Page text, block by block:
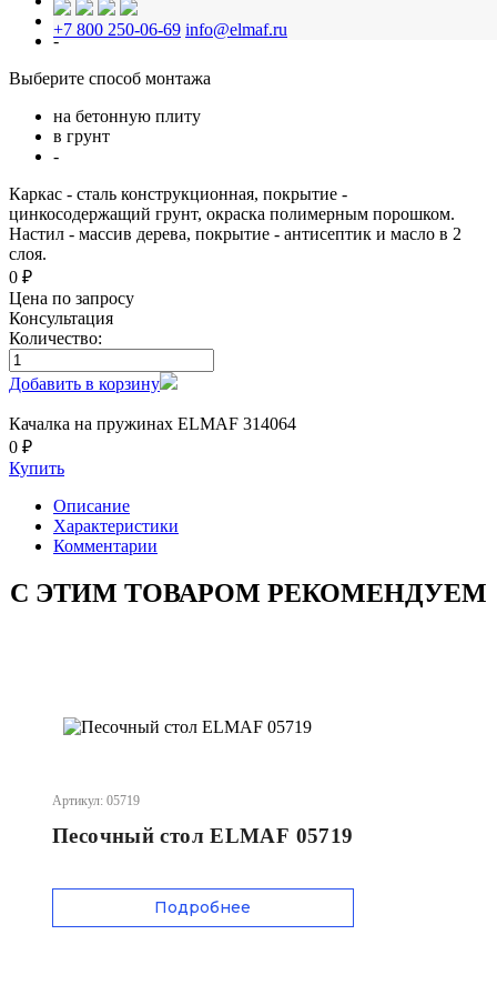
+7 800 250-06-69 info@elmaf.ru
робиния
-
Выберите способ монтажа
на бетонную плиту
в грунт
-
Каркас - сталь конструкционная, покрытие -
цинкосодержащий грунт, окраска полимерным порошком.
Настил - массив дерева, покрытие - антисептик и масло в 2
слоя.
0 ₽
Цена по запросу
Консультация
Количество:
Добавить в корзину
Качалка на пружинах ELMAF 314064
0 ₽
Купить
Описание
Характеристики
Комментарии
С ЭТИМ ТОВАРОМ РЕКОМЕНДУЕМ
Артикул: 05719
Песочный стол ELMAF 05719
Подробнее